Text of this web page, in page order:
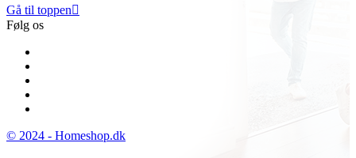
Gå til toppen
Følg os
© 2024 - Homeshop.dk